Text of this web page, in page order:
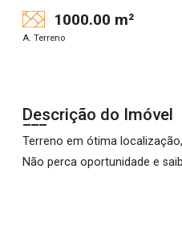
1000.00 m²
A. Terreno
Descrição do Imóvel
Terreno em ótima
Não perca oportunidade e